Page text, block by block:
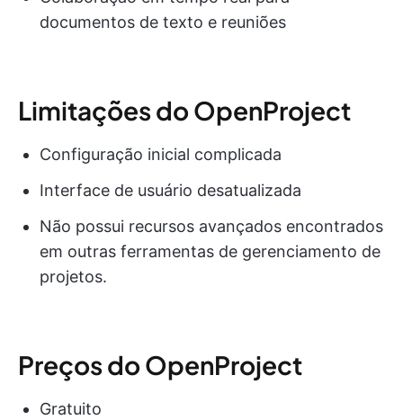
documentos de texto e reuniões
Limitações do OpenProject
Configuração inicial complicada
Interface de usuário desatualizada
Não possui recursos avançados encontrados
em outras ferramentas de gerenciamento de
projetos.
Preços do OpenProject
Gratuito